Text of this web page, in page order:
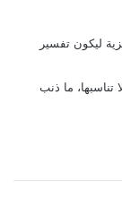
ليكون تفسير
تناسبها، ما ذنب